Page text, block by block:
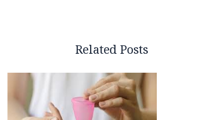
Related Posts